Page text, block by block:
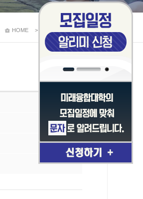
HOME > 양식 및 서식